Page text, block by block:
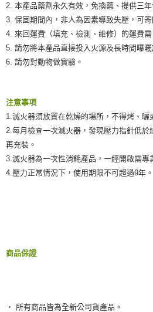
2. 本產品藥劑永久有效，免換藥、提供三年
3. 保固期間內，非人為因素導致失壓，可
4. 來回運費（填充、檢測、維修）的運費需
5. 請勿將本產品直接投入火源及長時間曝曬
6. 請勿對動物做實驗。
注意事項
1.滅火器須放置在乾燥的場所，不得烤、曬
2.每月檢查一次滅火器，發現壓力指針低
再充裝。
3.滅火器為一次性消耗產品，一經開啟需專
4.壓力正常情況下，使用期限不可超過9年。
商品保證
‧ 所有商品皆為全新公司貨產品。